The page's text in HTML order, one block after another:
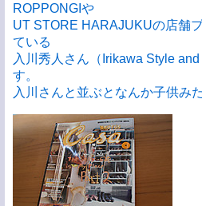
ROPPONGIや
UT STORE HARAJUKUの店舗
ている
入川秀人さん（Irikawa Style
す。
入川さんと並ぶとなんか子供み